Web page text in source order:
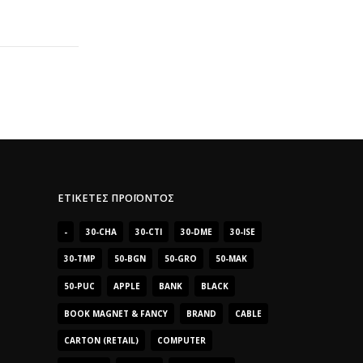
ΕΤΙΚΈΤΕΣ ΠΡΟΪΌΝΤΟΣ
- 30-CHA 30-CTI 30-DME 30-ISE
30-TMP 50-BGN 50-GRO 50-MAK
50-PUC APPLE BANK BLACK
BOOK MAGNET & FANCY BRAND CABLE
CARTON (RETAIL) COMPUTER